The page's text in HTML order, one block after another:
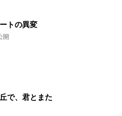
トの異変
開
で、君とまた